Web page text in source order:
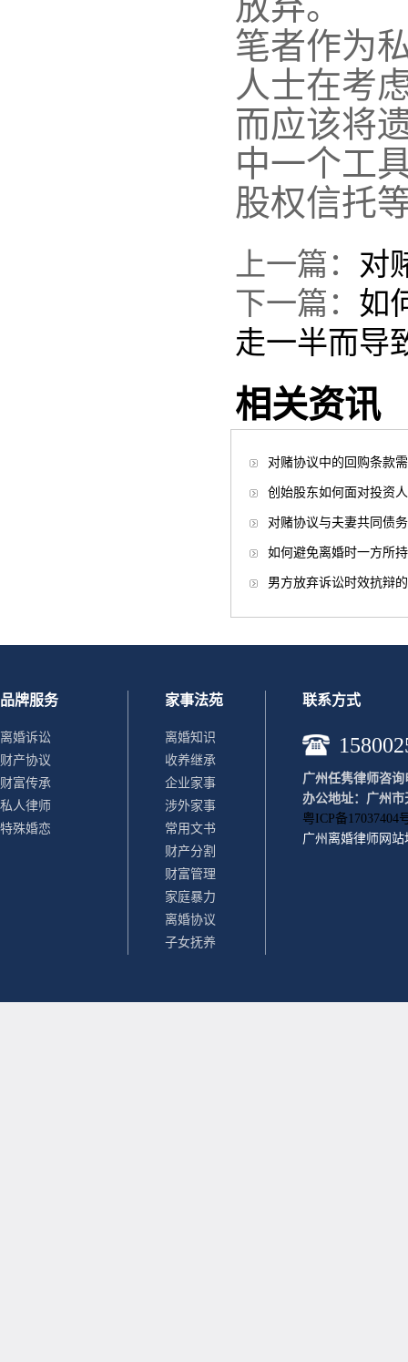
笔者作为
人士在考
而应该将
中一个工
股权信托
上一篇： 对
下一篇： 如
走一半而导
相关资讯
对赌协议中的回购条款
创始股东如何面对投资人
对赌协议与夫妻共同债务
如何避免离婚时一方所
男方放弃诉讼时效抗辩
品牌服务 家事法苑 联系方式
离婚诉讼
财产协议
财富传承
私人律师
特殊婚恋
离婚知识
收养继承
企业家事
涉外家事
常用文书
财产分割
财富管理
家庭暴力
离婚协议
子女抚养
广州任隽律师咨询
办公地址：广州市
粤ICP备17037404
广州离婚律师 网站